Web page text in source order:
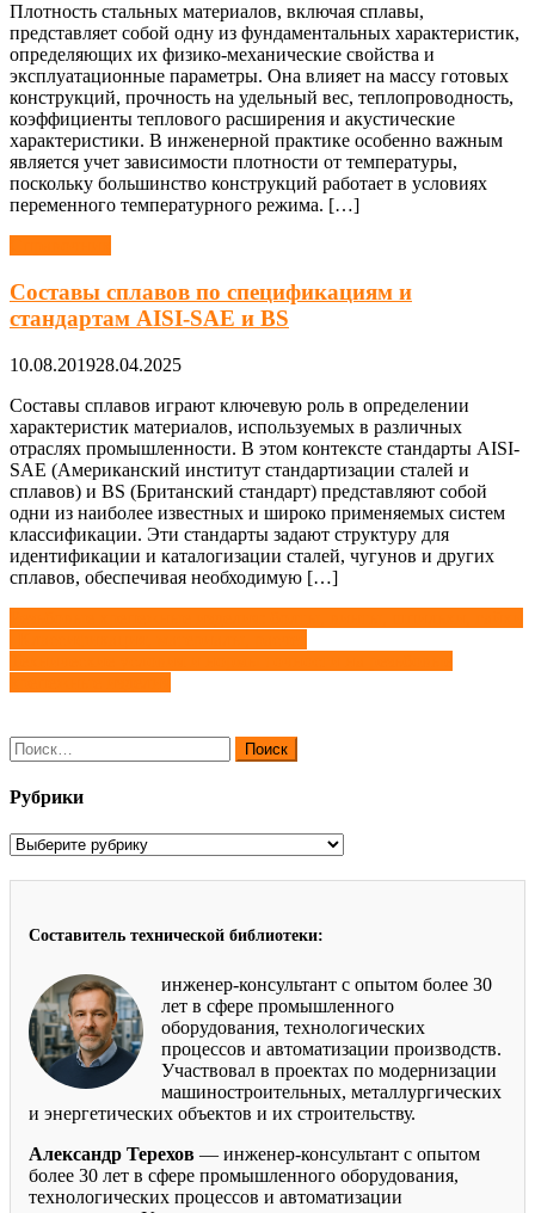
Плотность стальных материалов, включая сплавы,
представляет собой одну из фундаментальных характеристик,
определяющих их физико-механические свойства и
эксплуатационные параметры. Она влияет на массу готовых
конструкций, прочность на удельный вес, теплопроводность,
коэффициенты теплового расширения и акустические
характеристики. В инженерной практике особенно важным
является учет зависимости плотности от температуры,
поскольку большинство конструкций работает в условиях
переменного температурного режима. […]
Составы сплавов по спецификациям и
стандартам AISI-SAE и BS
10.08.201928.04.2025
Составы сплавов играют ключевую роль в определении
характеристик материалов, используемых в различных
отраслях промышленности. В этом контексте стандарты AISI-
SAE (Американский институт стандартизации сталей и
сплавов) и BS (Британский стандарт) представляют собой
одни из наиболее известных и широко применяемых систем
классификации. Эти стандарты задают структуру для
идентификации и каталогизации сталей, чугунов и других
сплавов, обеспечивая необходимую […]
Навигация
по
записям
Найти:
Рубрики
Рубрики
Составитель технической библиотеки:
инженер-консультант с опытом более 30
лет в сфере промышленного
оборудования, технологических
процессов и автоматизации производств.
Участвовал в проектах по модернизации
машиностроительных, металлургических
и энергетических объектов и их строительству.
Александр Терехов — инженер-консультант с опытом
более 30 лет в сфере промышленного оборудования,
технологических процессов и автоматизации